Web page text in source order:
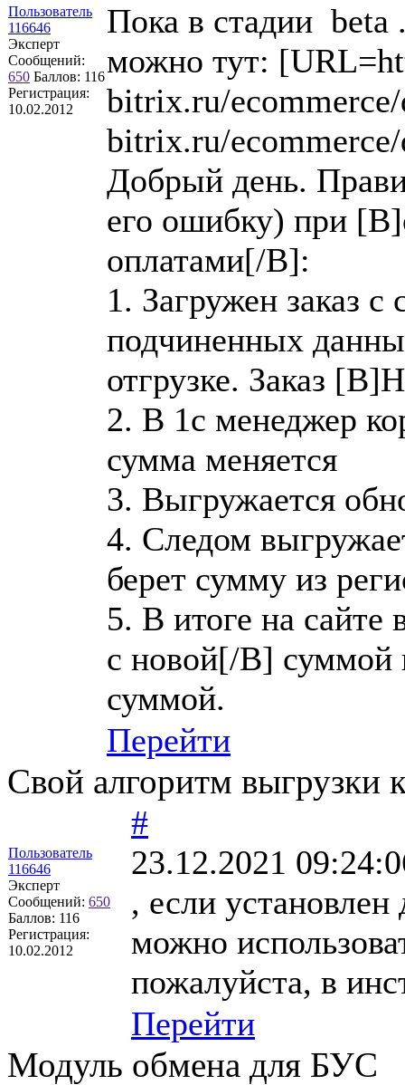
Пользователь
116646
Эксперт
Сообщений:
650 Баллов: 116
Регистрация:
10.02.2012
Пока в стадии beta
можно тут:
bitrix.ru/
bitrix.ru/
Добрый день.
его ошибку) при
оплатами[/B]:
1. Загружен заказ с
подчиненных
отгрузке. Заказ
2. В 1с менеджер
сумма меняется
3. Выгружается
4. Следом
берет сумму из
5. В итоге на сайте
с новой[/B] суммой
суммой.
Перейти
Свой алгоритм выгрузки
Пользователь
116646
Эксперт
Сообщений: 650
Баллов: 116
Регистрация:
10.02.2012
#
23.12.2021
, если
можно
пожалуйста, в
Перейти
Модуль обмена для БУС